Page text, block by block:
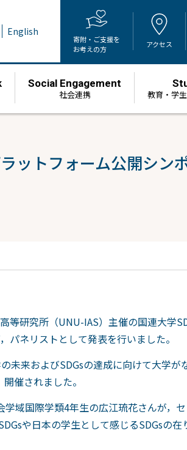
English
寄附・ご支援を
お考えの方
アクセス
Social Engagement
社会連携 教育・学
ットフォーム公開シン
研究所（UNU-IAS）主催の国連大学
パネリストとして発表を行いました。
未来およびSDGsの達成に向けて大学が
催されました。
域国際学類4年生の広江琉花さんが，
や日本の学生として感じるSDGsの